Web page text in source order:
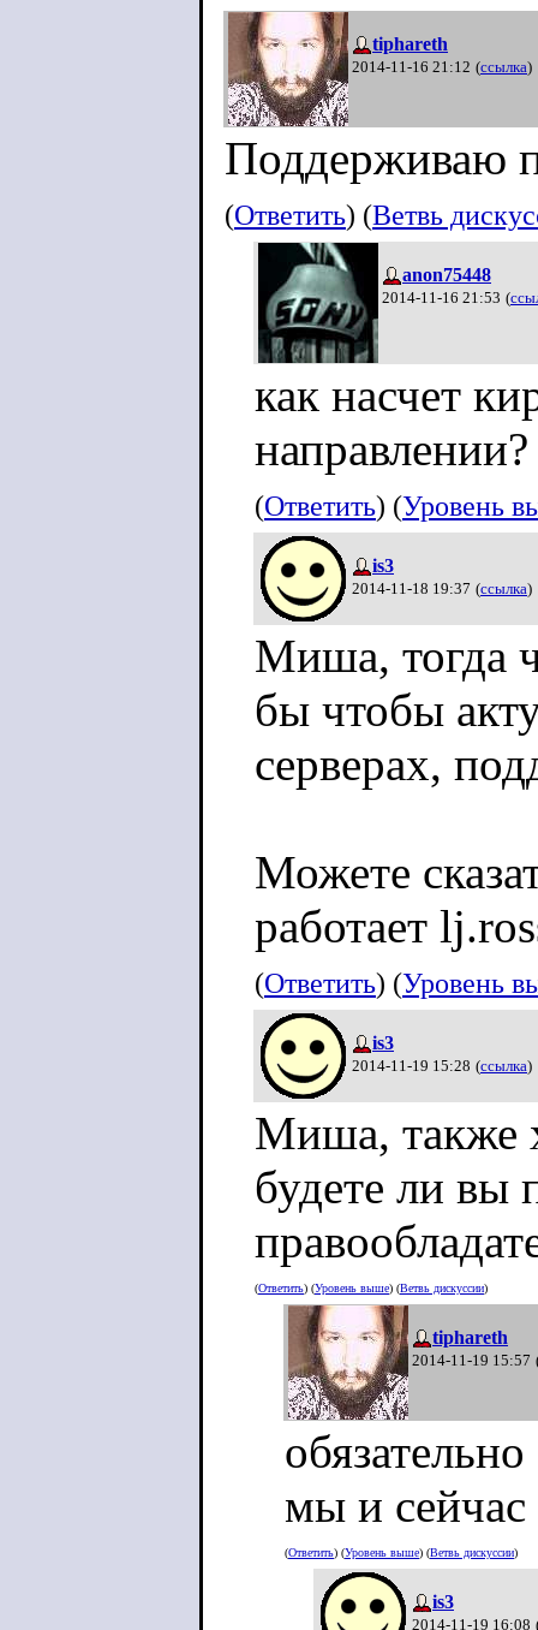
tiphareth
2014-11-16 21:12 (ссылка)
Поддерживаю
(Ответить) (Ветвь
anon75448
2014-11-16 21:53 (
как насчет
направлении?
(Ответить) (Уровень
is3
2014-11-18 19:37 (ссылка)
Миша, тогда
бы чтобы
серверах,
Можете
работает
(Ответить) (Уровень
is3
2014-11-19 15:28 (ссылка)
Миша, также
будете ли вы
(Ответить) (Уровень выше) (Ветвь дискуссии)
tiphareth
2014-11-19 15:57
обязательно
мы и сейчас
(Ответить) (Уровень выше) (Ветвь дискуссии)
is3
2014-11-19 16:08